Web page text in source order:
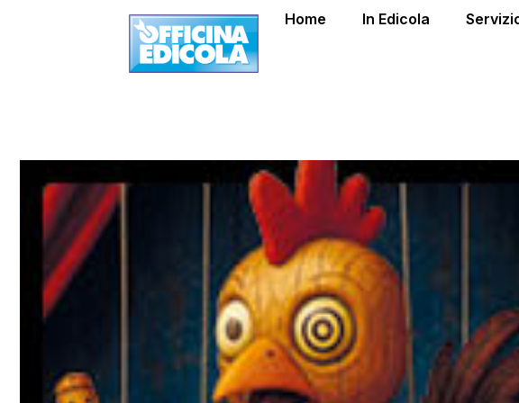
Home In Edicola